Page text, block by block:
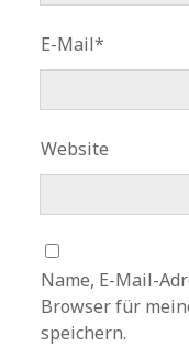
E-Mail*
Website
Name, E-Mail-
Browser für
speichern.